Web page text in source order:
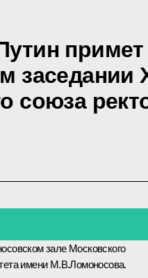
примет
заседании
союза
зале Московского
имени М.В.Ломоносова.